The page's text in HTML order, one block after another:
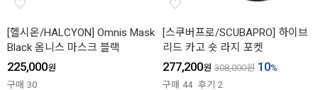
[헬시온/HALCYON] Omnis Mask
Black 옴니스 마스크 블랙
225,000원
구매 30
[스쿠버프로/SCUBAPRO] 하이브
리드 카고 숏 라지 포켓
277,200원 308,000원 10%
구매 44 후기 2